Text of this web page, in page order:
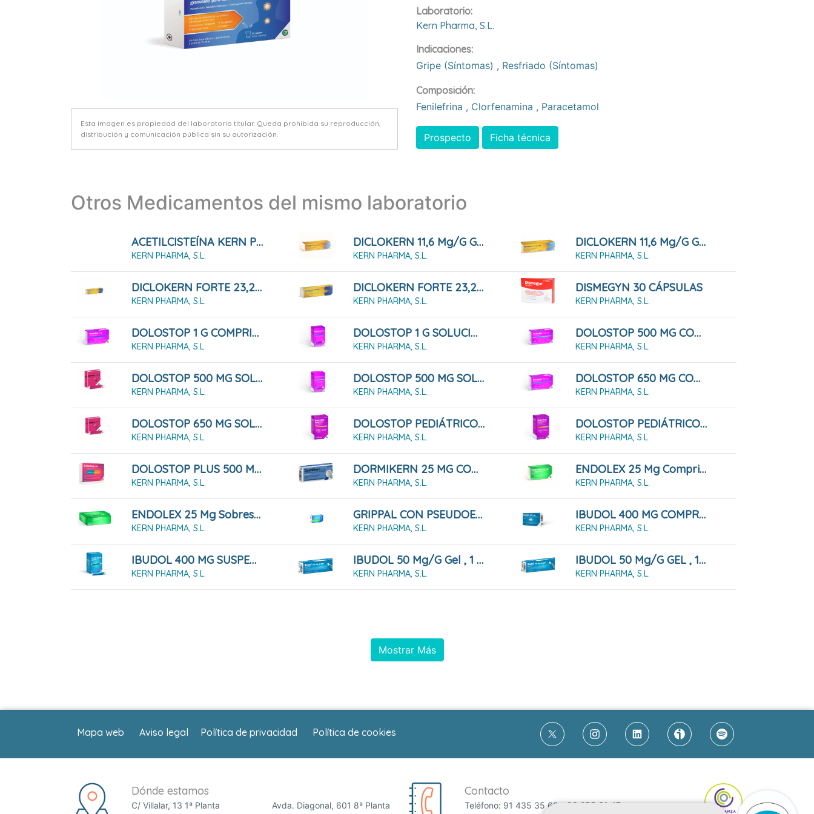
Esta imagen es propiedad del laboratorio titular. Queda prohibida su reproducción,
distribución y comunicación pública sin su autorización.
Laboratorio:
Kern Pharma, S.l.
Indicaciones:
Gripe (síntomas) , Resfriado (síntomas)
Composición:
Fenilefrina , Clorfenamina , Paracetamol
Prospecto Ficha técnica
Otros Medicamentos del mismo laboratorio
ACETILCISTEÍNA KERN PHARMA 600 MG COMPRIMIDOS EFERVESCENTES, 20 Comprimidos
KERN PHARMA, S.L.
DICLOKERN 11,6 Mg/g GEL , 1 Tubo De 100 G
KERN PHARMA, S.L.
DICLOKERN 11,6 Mg/g GEL , 1 Tubo De 60 G
KERN PHARMA, S.L.
DICLOKERN FORTE 23,2 Mg/g Gel, Tubo De 100 G
KERN PHARMA, S.L.
DICLOKERN FORTE 23,2 Mg/g Gel, Tubo De 50 G
KERN PHARMA, S.L.
DISMEGYN 30 CÁPSULAS
KERN PHARMA, S.L.
DOLOSTOP 1 G COMPRIMIDOS , 10 Comprimidos
KERN PHARMA, S.L.
DOLOSTOP 1 G SOLUCIÓN ORAL, 10 Sobres 10 Ml
KERN PHARMA, S.L.
DOLOSTOP 500 MG COMPRIMIDOS , 20 Comprimidos
KERN PHARMA, S.L.
DOLOSTOP 500 MG SOLUCIÓN ORAL, 10 Sobres 10 Ml
KERN PHARMA, S.L.
DOLOSTOP 500 MG SOLUCIÓN ORAL, 20 Sobres 10 Ml
KERN PHARMA, S.L.
DOLOSTOP 650 MG COMPRIMIDOS , 20 Comprimidos
KERN PHARMA, S.L.
DOLOSTOP 650 MG SOLUCIÓN ORAL, 10 Sobres 10 Ml
KERN PHARMA, S.L.
DOLOSTOP PEDIÁTRICO 100 MG/ML SOLUCION ORAL , 30 Ml
KERN PHARMA, S.L.
DOLOSTOP PEDIÁTRICO 100 MG/ML SOLUCION ORAL , 60 Ml
KERN PHARMA, S.L.
DOLOSTOP PLUS 500 MG/ 150 MG 16 COMPRIMDIOS
KERN PHARMA, S.L.
DORMIKERN 25 MG COMPRIMIDOS RECUBIERTOS CON PELICULA , 14 Comprimidos
KERN PHARMA, S.L.
ENDOLEX 25 Mg Comprimidos Recubiertos Con Película, 12 Comprimidos
KERN PHARMA, S.L.
ENDOLEX 25 Mg Sobres Solución Oral, 10 Sobres
KERN PHARMA, S.L.
GRIPPAL CON PSEUDOEFEDRINA Y DEXTROMETORFANO CÁPSULAS DURAS, 16 Cápsulas
KERN PHARMA, S.L.
IBUDOL 400 MG COMPRIMIDOS RECUBIERTOS CON PELICULA EFG , 20 Comprimidos
KERN PHARMA, S.L.
IBUDOL 400 MG SUSPENSION ORAL , 20 Sobres
KERN PHARMA, S.L.
IBUDOL 50 Mg/g Gel , 1 Tubo De 30 G
KERN PHARMA, S.L.
IBUDOL 50 Mg/g GEL , 1 Tubo De 60 G
KERN PHARMA, S.L.
Mostrar Más
Mapa web Aviso legal Política de privacidad Política de cookies
Dónde estamos
C/ Villalar, 13 1ª Planta
Avda. Diagonal, 601 8ª Planta
Contacto
Teléfono: 91 435 35 69
93 255 61 47